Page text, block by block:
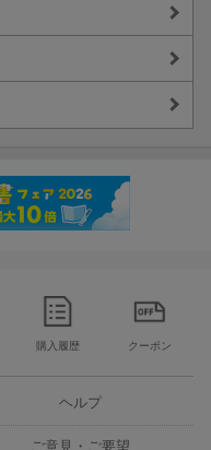
購入履歴 クーポン
ヘルプ
ご意見・ご要望